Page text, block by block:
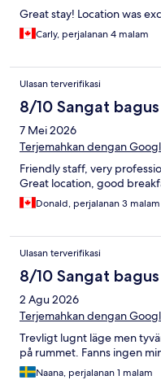
Great stay! Location was
Carly, perjalanan 4 malam
Ulasan terverifikasi
8/10 Sangat bagus
7 Mei 2026
Terjemahkan dengan
Friendly staff, very
Great location, good
Donald, perjalanan 3 malam
Ulasan terverifikasi
8/10 Sangat bagus
2 Agu 2026
Terjemahkan dengan
Trevligt lugnt läge men
på rummet. Fanns ingen
Naana, perjalanan 1 malam